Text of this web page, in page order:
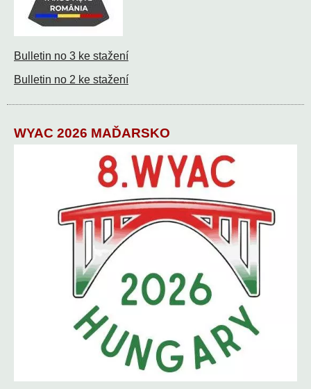
Bulletin no 3 ke stažení
Bulletin no 2 ke stažení
WYAC 2026 MAĎARSKO